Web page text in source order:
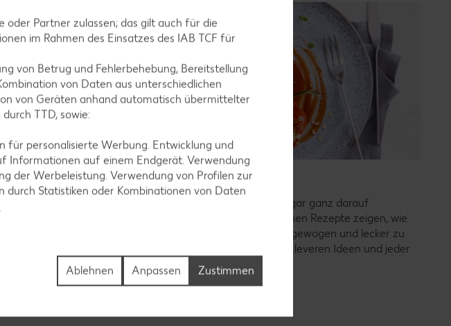
nicht
Vegetarische Rezepte
Weniger Fleisch essen oder sogar ganz darauf
verzichten? Unsere vegetarischen Rezepte zeigen, wie
einfach es ist, ohne Fleisch ausgewogen und lecker zu
kochen – mit bunten Zutaten, cleveren Ideen und jeder
Menge Geschmack.
oder Partner zulassen; das gilt auch für die
im Rahmen des Einsatzes des IAB TCF für
von Betrug und Fehlerbehebung, Bereitstellung
von Daten aus unterschiedlichen
von Geräten anhand automatisch übermittelter
TTD, sowie:
für personalisierte Werbung. Entwicklung und
Informationen auf einem Endgerät. Verwendung
der Werbeleistung. Verwendung von Profilen zur
durch Statistiken oder Kombinationen von Daten
Zustimmen
Anpassen
Ablehnen